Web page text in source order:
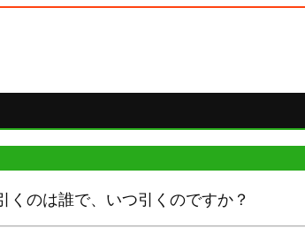
くのは誰で、いつ引くのですか？